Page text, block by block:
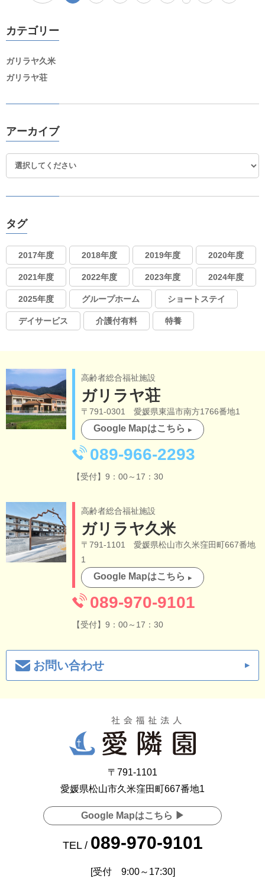
カテゴリー
ガリラヤ久米
ガリラヤ荘
アーカイブ
タグ
2017年度 2018年度 2019年度 2020年度
2021年度 2022年度 2023年度 2024年度
2025年度 グループホーム ショートステイ
デイサービス 介護付有料 特養
高齢者総合福祉施設
ガリラヤ荘
〒791-0301 愛媛県東温市南方1766番地1
Google Mapはこちら
089-966-2293
【受付】9：00～17：30
高齢者総合福祉施設
ガリラヤ久米
〒791-1101 愛媛県松山市久米窪田町667番地
1
Google Mapはこちら
089-970-9101
【受付】9：00～17：30
お問い合わせ
〒791-1101
愛媛県松山市久米窪田町667番地1
Google Mapはこちら ▶
TEL / 089-970-9101
[受付 9:00～17:30]